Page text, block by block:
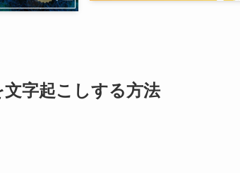
文字起こしする方法